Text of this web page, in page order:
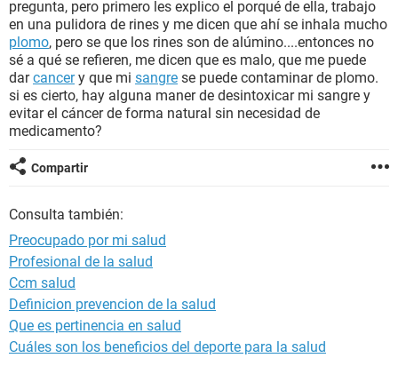
SEXUALIDAD
GLOSARIO
pregunta, pero primero les explico el porqué de ella, trabajo
en una pulidora de rines y me dicen que ahí se inhala mucho
plomo, pero se que los rines son de alúmino....entonces no
sé a qué se refieren, me dicen que es malo, que me puede
darcancery que mi sangre se puede contaminar de plomo.
si es cierto, hay alguna maner de desintoxicar mi sangre y
evitar el cáncer de forma natural sin necesidad de
medicamento?
Compartir
Consulta también:
Preocupado por mi salud
Profesional de la salud
Ccm salud
Definicion prevencion de la salud
Que es pertinencia en salud
Cuáles son los beneficios del deporte para la salud